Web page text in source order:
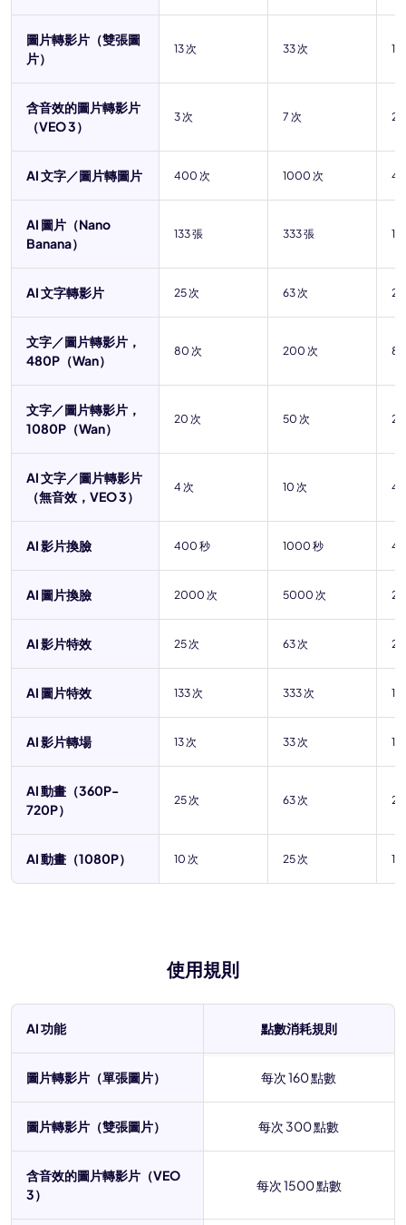
圖片轉影片（雙張圖
片）
13 次 33 次
含音效的圖片轉影片
（VEO 3）
3 次 7 次 28
AI 文字／圖片轉圖片 400 次 1000 次
AI 圖片（Nano
Banana）
133 張 333 張
AI 文字轉影片 25 次 63 次
文字／圖片轉影片，
480P（Wan）
80 次 200 次
文字／圖片轉影片，
1080P（Wan）
20 次 50 次
AI 文字／圖片轉影片
（無音效，VEO 3）
4 次 10 次
AI 影片換臉 400 秒 1000 秒
AI 圖片換臉 2000 次 5000 次
AI 影片特效 25 次 63 次
AI 圖片特效 133 次 333 次
AI 影片轉場 13 次 33 次
AI 動畫（360P-
720P）
25 次 63 次
AI 動畫（1080P） 10 次 25 次
使用規則
AI 功能 點數消耗規則
圖片轉影片（單張圖片） 每次 160 點數
圖片轉影片（雙張圖片） 每次 300 點數
含音效的圖片轉影片（VEO
3）
每次 1500 點數